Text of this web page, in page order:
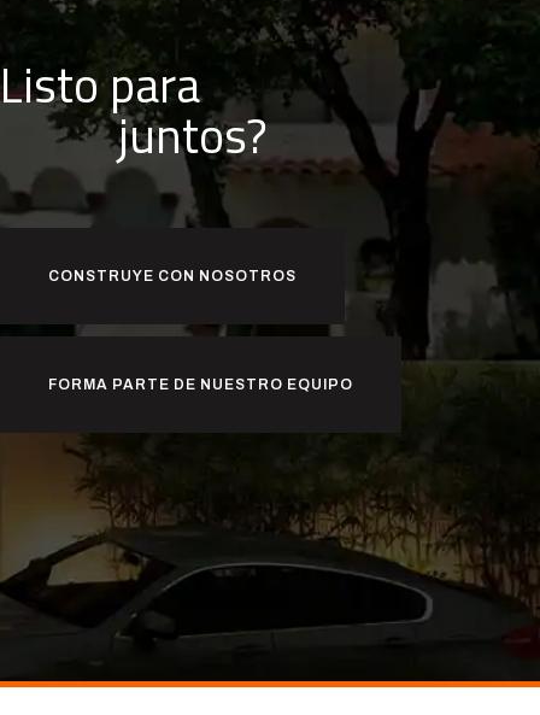
Listo para
juntos?
CONSTRUYE CON NOSOTROS
FORMA PARTE DE NUESTRO EQUIPO